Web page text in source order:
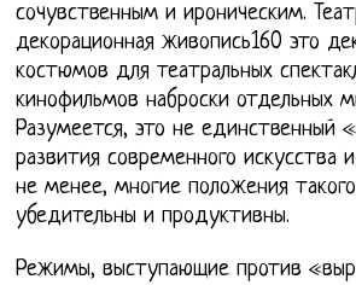
сочувственным и ироническим.
декорационная живопись160 это
костюмов для театральных
кинофильмов наброски отдельных
Разумеется, это не единственный
развития современного искусства
не менее, многие положения
убедительны и продуктивны.
Режимы, выступающие против